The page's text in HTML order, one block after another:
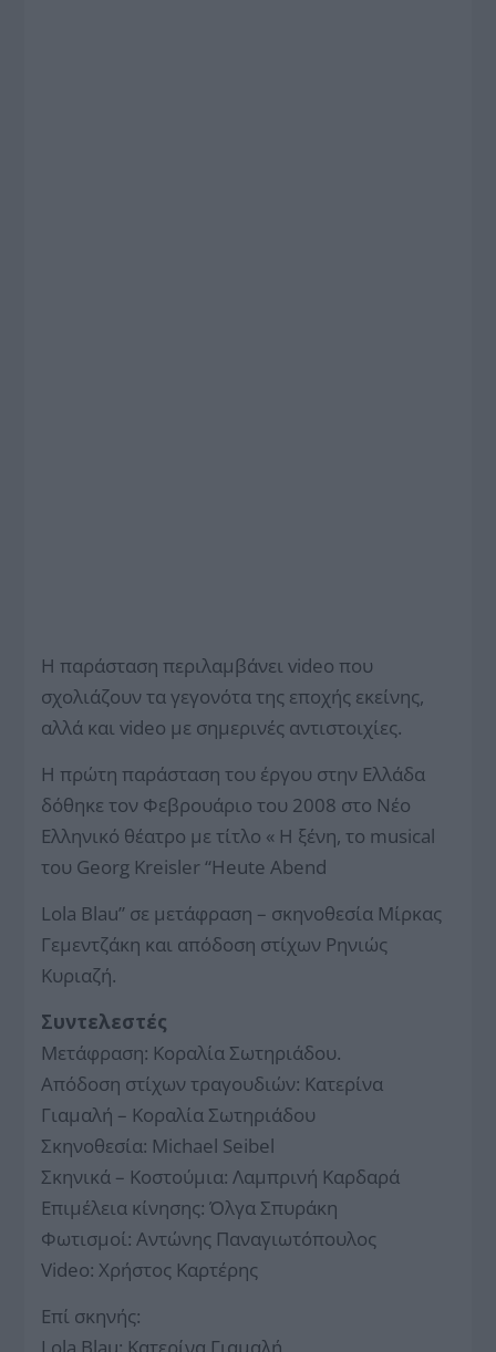
Η παράσταση περιλαμβάνει video που
σχολιάζουν τα γεγονότα της εποχής εκείνης,
αλλά και video με σημερινές αντιστοιχίες.
Η πρώτη παράσταση του έργου στην Ελλάδα
δόθηκε τον Φεβρουάριο του 2008 στο Νέο
Ελληνικό θέατρο με τίτλο « Η ξένη, το musical
του Georg Kreisler “Heute Abend
Lola Blau” σε μετάφραση – σκηνοθεσία Μίρκας
Γεμεντζάκη και απόδοση στίχων Ρηνιώς
Κυριαζή.
Συντελεστές
Μετάφραση: Κοραλία Σωτηριάδου.
Απόδοση στίχων τραγουδιών: Κατερίνα
Γιαμαλή – Κοραλία Σωτηριάδου
Σκηνοθεσία: Michael Seibel
Σκηνικά – Κοστούμια: Λαμπρινή Καρδαρά
Επιμέλεια κίνησης: Όλγα Σπυράκη
Φωτισμοί: Αντώνης Παναγιωτόπουλος
Video: Χρήστος Καρτέρης
Επί σκηνής: